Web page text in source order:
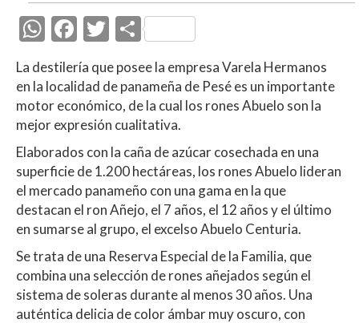
W
h
at
s
A
p
p
F
ac
e
b
o
o
k
T
itt
er
C
m
p
ar
ti
r
La destilería que posee la empresa Varela Hermanos
en la localidad de panameña de Pesé es un importante
motor económico, de la cual los rones Abuelo son la
mejor expresión cualitativa.
Elaborados con la caña de azúcar cosechada en una
superficie de 1.200 hectáreas, los rones Abuelo lideran
el mercado panameño con una gama en la que
destacan el ron Añejo, el 7 años, el 12 años y el último
en sumarse al grupo, el excelso Abuelo Centuria.
Se trata de una Reserva Especial de la Familia, que
combina una selección de rones añejados según el
sistema de soleras durante al menos 30 años. Una
auténtica delicia de color ámbar muy oscuro, con